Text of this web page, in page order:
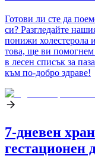
Готови ли сте да
си? Разгледайте
понижи холестерола
това, ще ви помогнем
в лесен списък за
към по-добро здраве!
7-дневен
гестационен